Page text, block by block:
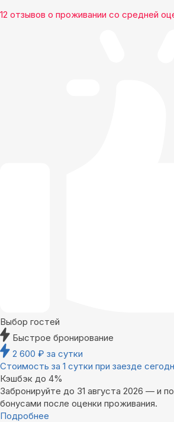
12 отзывов о проживании со средней
Выбор гостей
Быстрое бронирование
2 600 ₽ за сутки
Стоимость за 1 сутки при заезде
Кэшбэк до 4%
Забронируйте до 31 августа 2026 — и
бонусами после оценки проживания.
Подробнее